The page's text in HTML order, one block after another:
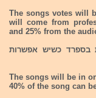
The songs votes will
will come from
and 25% from the
בספרד כשיש אפשרות
The songs will be in
40% of the song can